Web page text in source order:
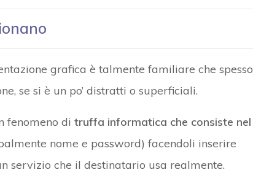
grafica è talmente familiare che spesso
se si è un po’ distratti o superficiali.
fenomeno di truffa informatica che consiste nel
nome e password) facendoli inserire
servizio che il destinatario usa realmente.